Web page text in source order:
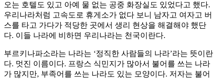
오는 호텔도 있고 아예 물 없는 공중 화장실도 있었다고 했다.
우리나라처럼 고속도로 휴게소가 없다 보니 남자고 여자고 버
스를 타고 가다가 적당한 곳에서 생리 현상을 해결해야 했단
다. 이들 나라에 비하면 우리나라는 천국이란다.
부르키나파소라는 나라는 ‘정직한 사람들의 나라’라는 뜻이란
다. 멋진 이름이다. 프랑스 식민지가 많아서 불어를 쓰는 나라
가 많지만, 부족어를 쓰는 나라도 있는 모양이다. 저자는 불어